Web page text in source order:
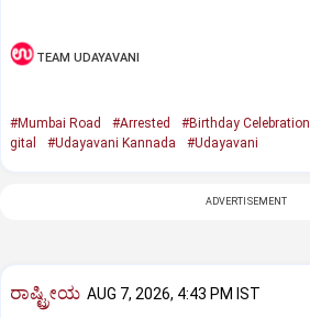
TEAM UDAYAVANI
#Mumbai Road #Arrested #Birthday Celebration
gital
#Udayavani Kannada #Udayavani
ADVERTISEMENT
ರಾಷ್ಟ್ರೀಯ AUG 7, 2026, 4:43 PM IST